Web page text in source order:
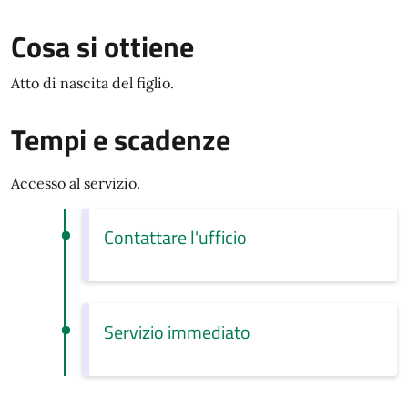
Cosa si ottiene
Atto di nascita del figlio.
Tempi e scadenze
Accesso al servizio.
Contattare l'ufficio
Servizio immediato